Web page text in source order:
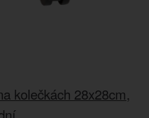
kolečkách 28x28cm,